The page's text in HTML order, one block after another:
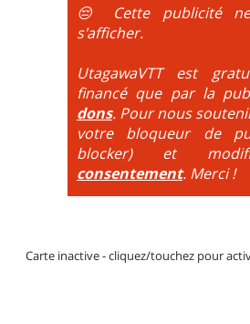
La montée est faite via
mécanique. La difficulté de la
tout suspendu et protections du
😔 Cette publicité
s'afficher.
UtagawaVTT est
financé que par la
dons. Pour nous
votre bloqueur de
blocker) et
consentement. Merci !